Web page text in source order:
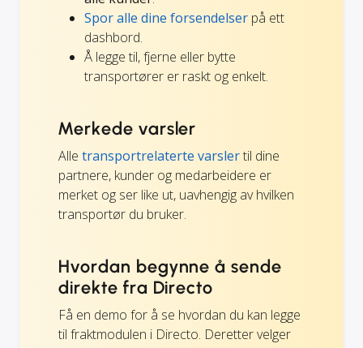
Spor alle dine forsendelser på ett
dashbord.
Å legge til, fjerne eller bytte
transportører er raskt og enkelt.
Merkede varsler
Alle transportrelaterte varslertil dine
partnere, kunder og medarbeidere er
merket og ser like ut, uavhengig av hvilken
transportør du bruker.
Hvordan begynne å sende
direkte fra Directo
Få en demo for å se hvordan du kan legge
til fraktmodulen i Directo. Deretter velger